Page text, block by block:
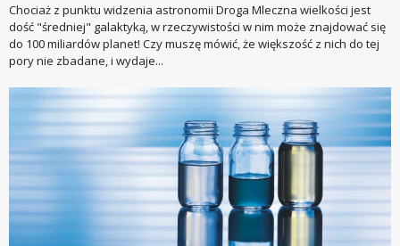
Chociaż z punktu widzenia astronomii Droga Mleczna wielkości jest
dość "średniej" galaktyką, w rzeczywistości w nim może znajdować się
do 100 miliardów planet! Czy muszę mówić, że większość z nich do tej
pory nie zbadane, i wydaje...